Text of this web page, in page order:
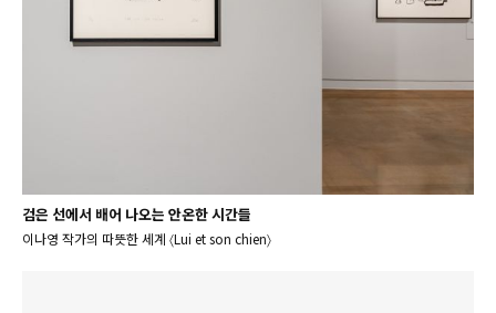
검은 선에서 배어 나오는 안온한 시간들
이나영 작가의 따뜻한 세계 〈Lui et son chien〉